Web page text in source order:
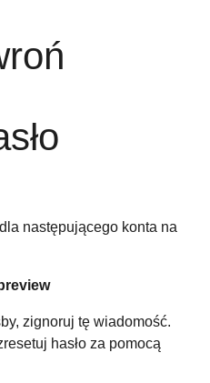
następującego konta na
zignoruj tę wiadomość.
hasło za pomocą